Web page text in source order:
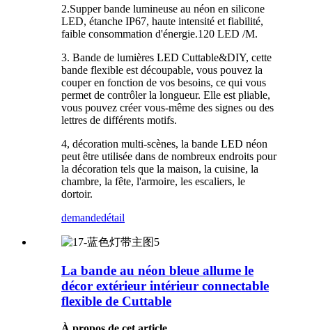
2.Supper bande lumineuse au néon en silicone
LED, étanche IP67, haute intensité et fiabilité,
faible consommation d'énergie.120 LED /M.
3. Bande de lumières LED Cuttable&DIY, cette
bande flexible est découpable, vous pouvez la
couper en fonction de vos besoins, ce qui vous
permet de contrôler la longueur. Elle est pliable,
vous pouvez créer vous-même des signes ou des
lettres de différents motifs.
4, décoration multi-scènes, la bande LED néon
peut être utilisée dans de nombreux endroits pour
la décoration tels que la maison, la cuisine, la
chambre, la fête, l'armoire, les escaliers, le
dortoir.
demandedétail
La bande au néon bleue allume le
décor extérieur intérieur connectable
flexible de Cuttable